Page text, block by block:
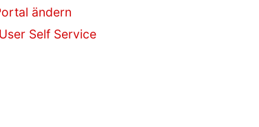
ändern
Self Service